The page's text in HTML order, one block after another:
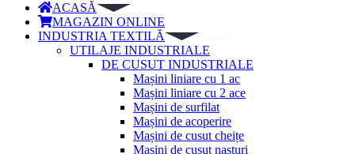
ACASĂ
MAGAZIN ONLINE
INDUSTRIA TEXTILĂ
UTILAJE INDUSTRIALE
DE CUSUT INDUSTRIALE
Mașini liniare cu 1 ac
Mașini liniare cu 2 ace
Mașini de surfilat
Mașini de acoperire
Mașini de cusut cheițe
Mașini de cusut nasturi